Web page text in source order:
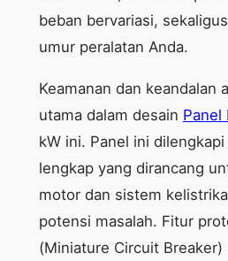
beban bervariasi,
umur peralatan Anda.
Keamanan dan keandalan
utama dalam desain Panel
kW ini. Panel ini
lengkap yang dirancang
motor dan sistem
potensi masalah. Fitur
(Miniature Circuit Breaker)